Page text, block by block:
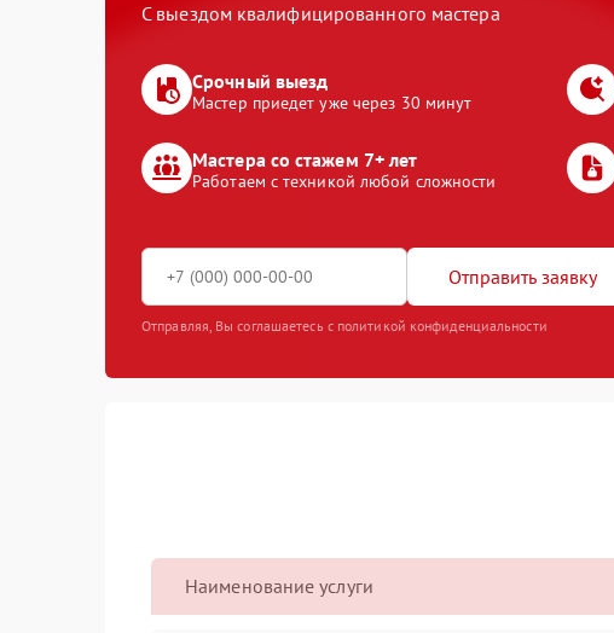
С выездом квалифицированного мастера
Срочный выезд
Мастер приедет уже через 30 минут
Мастера со стажем 7+ лет
Работаем с техникой любой сложности
Отправить заявку
Отправляя, Вы соглашаетесь с политикой конфиденциальности
Наименование услуги